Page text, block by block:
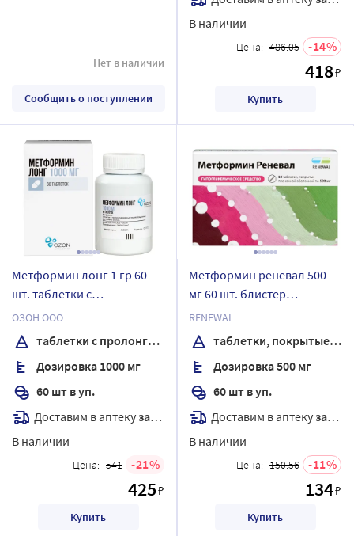
Нет в наличии
Сообщить о поступлении
В наличии
Цена: 486.05 14
418₽
Купить
Метформин лонг 1 гр 60
шт. таблетки с
пролонгированным
высвобождением
ОЗОН ООО
таблетки с пролонгированным высвобождением
Дозировка 1000 мг
60 шт в уп.
Доставим в аптекузавтра
В наличии
Цена: 541 21
425₽
Купить
Метформин реневал 500
мг 60 шт. блистер
таблетки, покрытые
пленочной оболочкой
RENEWAL
таблетки, покрытые пленочной оболочкой
Дозировка 500 мг
60 шт в уп.
Доставим в аптекузавтра
В наличии
Цена: 150.56 11
134₽
Купить